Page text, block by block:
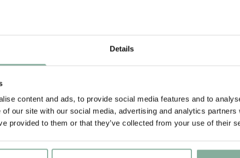
Details
content and ads, to provide social media features and to
of our site with our social media, advertising and analytics
provided to them or that they’ve collected from your use of their
NYINKOMMET